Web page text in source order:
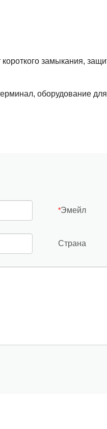
замыкания,
оборудование
*Эмейл
Страна